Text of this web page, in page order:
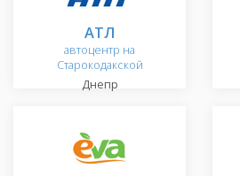
АТЛ
автоцентр на
Старокодакской
Днепр